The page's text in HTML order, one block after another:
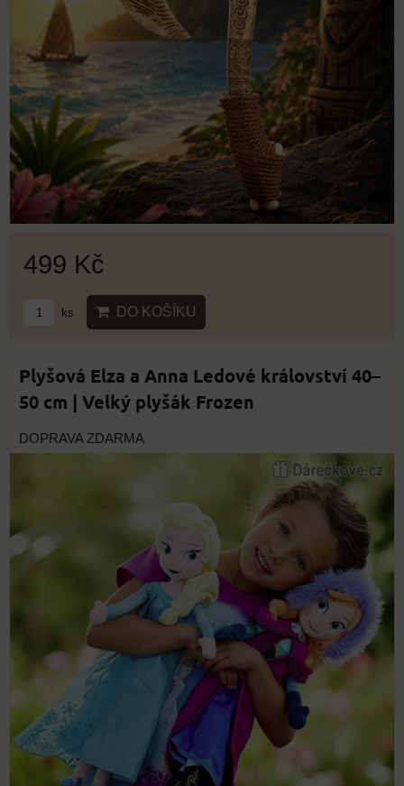
499 Kč
ks DO KOŠÍKU
Plyšová Elza a Anna Ledové království 40–
50 cm | Velký plyšák Frozen
DOPRAVA ZDARMA